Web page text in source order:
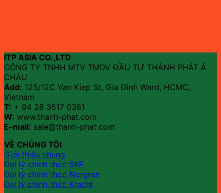
ITP ASIA CO.,LTD
CÔNG TY TNHH MTV TMDV ĐẦU TƯ THÀNH PHÁT Á
CHÂU
Add: 125/12C Van Kiep St, Gia Đinh Ward, HCMC,
Vietnam
T: + 84 28 3517 0381
W: www.thanh-phat.com
E-mail: sale@thanh-phat.com
VỀ CHÚNG TÔI
Giới thiệu chung
Đại lý chính thức SKF
Đại lý chính thức Norgren
Đại lý chính thức Kracht